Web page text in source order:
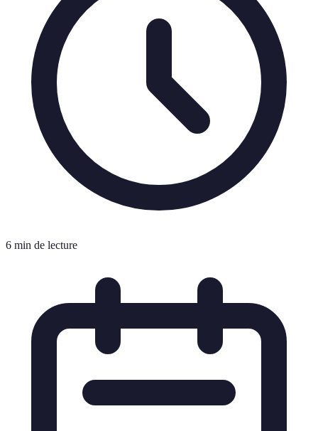
6 min de lecture